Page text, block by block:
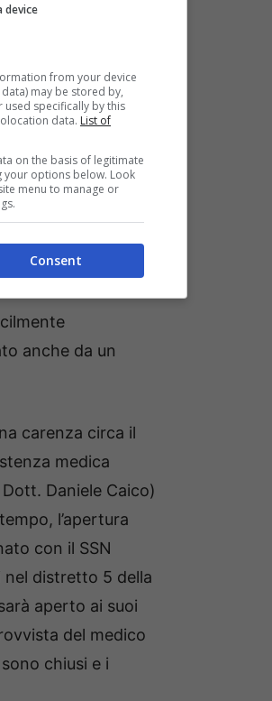
di Stato
effettivo pericolo
strumenti di
il
a provvedere
anche da un
carenza circa il
medica
Daniele Caico)
l’apertura
con il SSN
nel distretto 5 della
aperto ai suoi
del medico
chiusi e i
device
from your device
may be stored by,
used specifically by this
data. List of
on the basis of legitimate
your options below. Look
menu to manage or
Consent